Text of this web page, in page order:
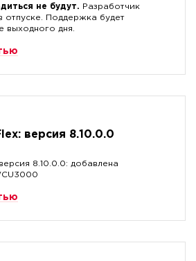
не будут. Разработчик
отпуске. Поддержка будет
выходного дня.
версия 8.10.0.0
версия 8.10.0.0: добавлена